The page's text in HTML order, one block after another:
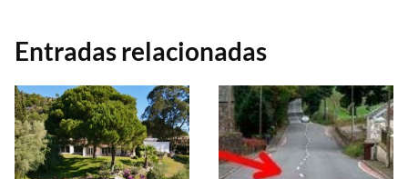
Entradas relacionadas